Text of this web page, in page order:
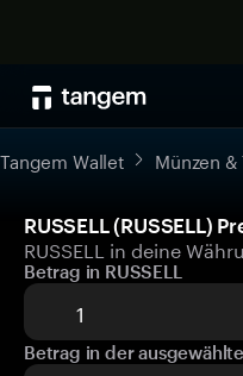
Tangem Wallet Münzen &
RUSSELL (RUSSELL)
RUSSELL in deine
Betrag in RUSSELL
Betrag in der